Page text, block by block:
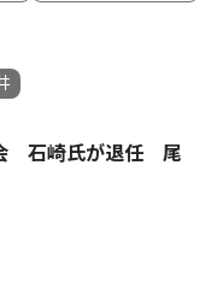
石崎氏が退任 尾